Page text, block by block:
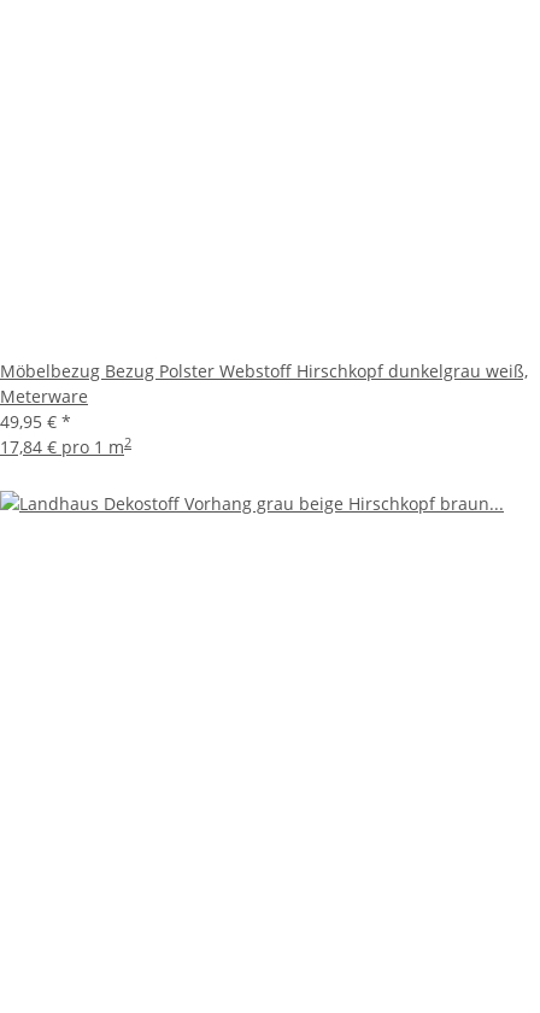
Möbelbezug Bezug Polster Webstoff Hirschkopf dunkelgrau weiß,
Meterware
49,95 € *
17,84 € pro 1 m2